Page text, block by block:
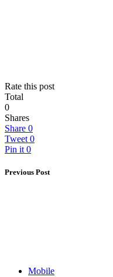
Rate this post
Total
0
Shares
Share 0
Tweet 0
Pin it 0
Previous Post
Mobile